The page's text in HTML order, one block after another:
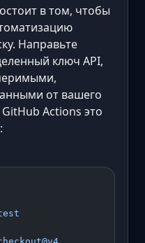
в том, чтобы
Направьте
ключ API,
от вашего
Actions это